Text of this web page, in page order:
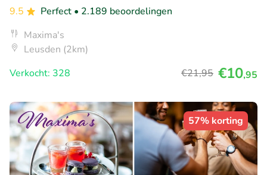
9.5 Perfect • 2.189 beoordelingen
Maxima's
Leusden (2km)
Verkocht: 328
€21,95 €10,95
57% korting